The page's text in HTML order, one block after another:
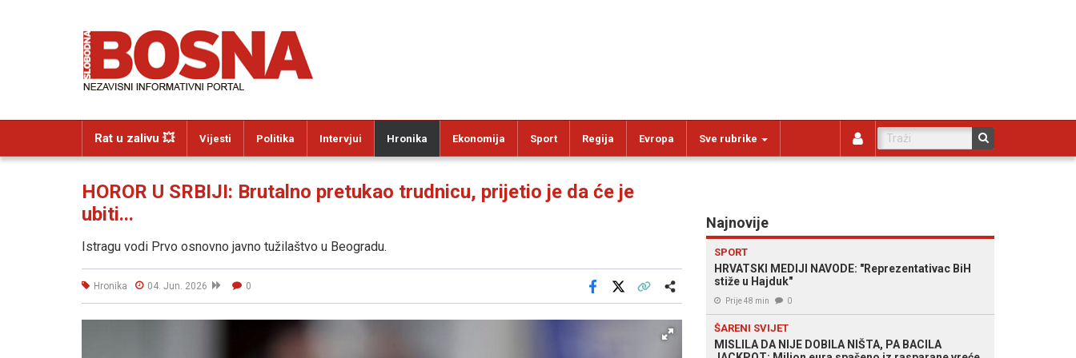
Rat u zalivu 💥 Vijesti Politika Intervjui Hronika Ekonomija Sport Regija Evropa Sve rubrike
HOROR U SRBIJI: Brutalno pretukao trudnicu, prijetio je da će je
ubiti...
Istragu vodi Prvo osnovno javno tužilaštvo u Beogradu.
Hronika 04. Jun. 2026 0
Facebook
Najnovije
SPORT
HRVATSKI MEDIJI NAVODE: "Reprezentativac BiH
stiže u Hajduk"
Prije 48 min 0
ŠARENI SVIJET
MISLILA DA NIJE DOBILA NIŠTA, PA BACILA